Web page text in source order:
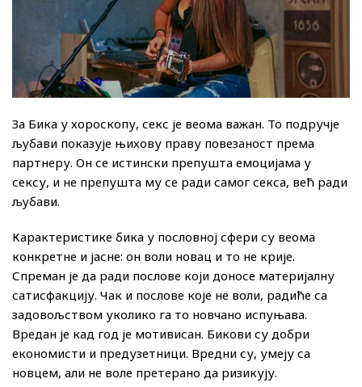
За Бика у хороскопу, секс је веома важан. То подручје
љубави показује њихову праву повезаност према
партнеру. Он се истински препушта емоцијама у
сексу, и не препушта му се ради самог секса, већ ради
љубави.
Карактеристике бика у пословној сфери су веома
конкретне и јасне: он воли новац и то не крије.
Спреман је да ради послове који доносе материјалну
сатисфакцију. Чак и послове које не воли, радиће са
задовољством уколико га то новчано испуњава.
Вредан је кад год је мотивисан. Бикови су добри
економисти и предузетници. Вредни су, умеју са
новцем, али не воле претерано да ризикују.